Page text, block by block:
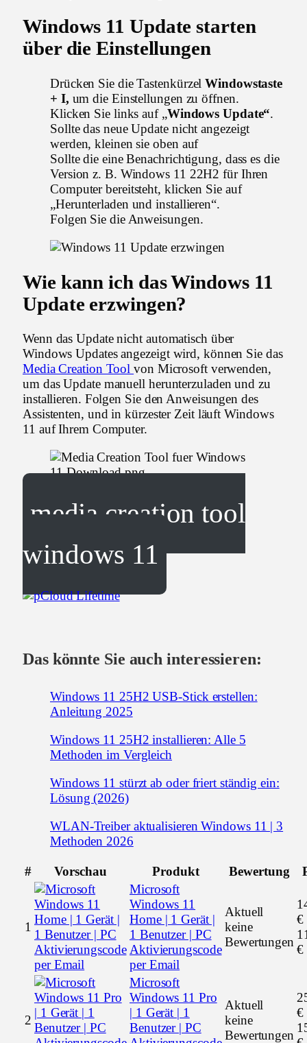
Windows 11 Update starten
über die Einstellungen
Drücken Sie die TastenkürzelWindowstaste
+ I, um die Einstellungen zu öffnen.
Klicken Sie links auf „Windows Update“.
Sollte das neue Update nicht angezeigt
werden, kleinen sie oben auf
Sollte die eine Benachrichtigung, dass es die
Version z. B. Windows 11 22H2 für Ihren
Computer bereitsteht, klicken Sie auf
„Herunterladen und installieren“.
Folgen Sie die Anweisungen.
Wie kann ich das Windows 11
Update erzwingen?
Wenn das Update nicht automatisch über
Windows Updates angezeigt wird, können Sie das
Media Creation Toolvon Microsoft verwenden,
um das Update manuell herunterzuladen und zu
installieren. Folgen Sie den Anweisungen des
Assistenten, und in kürzester Zeit läuft Windows
11 auf Ihrem Computer.
media creation tool
windows 11
Das könnte Sie auch interessieren:
Windows 11 25H2 USB-Stick erstellen:
Anleitung 2025
Windows 11 25H2 installieren: Alle 5
Methoden im Vergleich
Windows 11 stürzt ab oder friert ständig ein:
Lösung (2026)
WLAN-Treiber aktualisieren Windows 11 | 3
Methoden 2026
# Vorschau Produkt Bewertung
1
Microsoft
Windows 11
Home | 1 Gerät |
1 Benutzer | PC
Aktivierungscode
per Email
Aktuell
keine
Bewertungen
€
€
2
Microsoft
Windows 11 Pro
| 1 Gerät | 1
Benutzer | PC
Aktuell
keine
Bewertungen
€